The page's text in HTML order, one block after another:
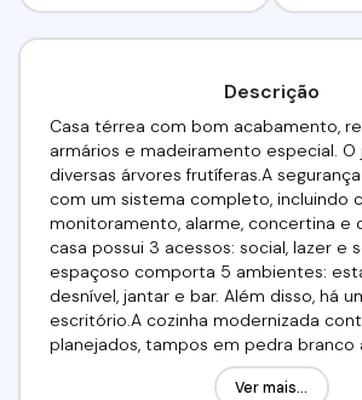
Descrição
Casa térrea com bom acabamento,
armários e madeiramento especial. O
diversas árvores frutíferas.A
com um sistema completo, incluindo
monitoramento, alarme, concertina e
casa possui 3 acessos: social, lazer e
espaçoso comporta 5 ambientes:
desnível, jantar e bar. Além disso, há
escritório.A cozinha modernizada
planejados, tampos em pedra branco
cubas inox, ilha com balcão para 6
eletrodomésticos Electrolux. A área
Ver mais...